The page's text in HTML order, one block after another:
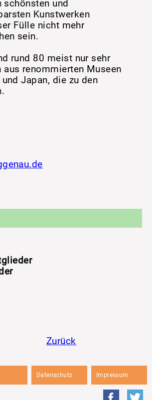
schönsten und
Kunstwerken
Fülle nicht mehr
sein.
rund 80 meist nur sehr
renommierten Museen
Japan, die zu den
Zurück
Impressum
Datenschutz
Facebook